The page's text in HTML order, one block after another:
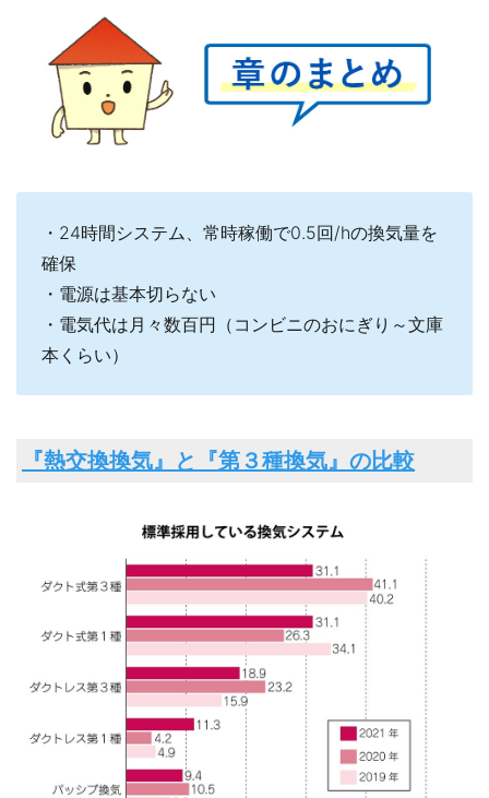
・24時間システム、常時稼働で0.5回/hの換気量を
確保
・電源は基本切らない
・電気代は月々数百円（コンビニのおにぎり～文庫
本くらい）
『熱交換換気』と『第３種換気』の比較